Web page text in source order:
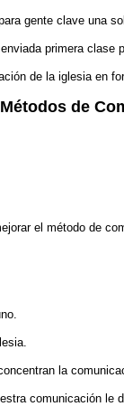
gente clave una
primera clase
de la iglesia en
de
el método de
la
comunicación le